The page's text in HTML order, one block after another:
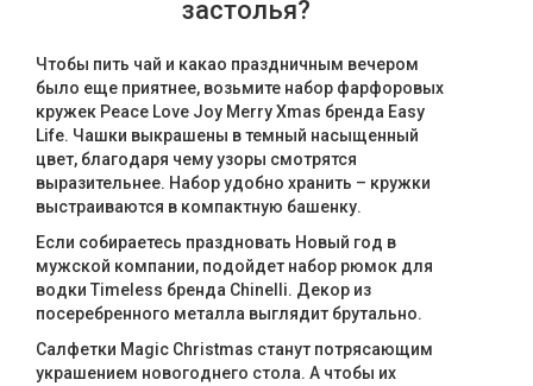
застолья?
Чтобы пить чай и какао праздничным вечером
было еще приятнее, возьмите набор фарфоровых
кружек Peace Love Joy Merry Xmas бренда Easy
Life. Чашки выкрашены в темный насыщенный
цвет, благодаря чему узоры смотрятся
выразительнее. Набор удобно хранить – кружки
выстраиваются в компактную башенку.
Если собираетесь праздновать Новый год в
мужской компании, подойдет набор рюмок для
водки Timeless бренда Chinelli. Декор из
посеребренного металла выглядит брутально.
Салфетки Magic Christmas станут потрясающим
украшением новогоднего стола. А чтобы их